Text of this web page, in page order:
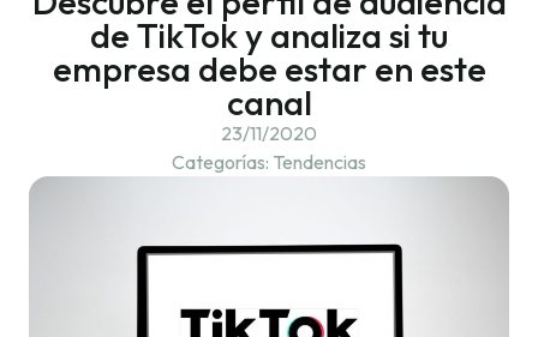
de TikTok y analiza si tu
empresa debe estar en este
canal
23/11/2020
Categorías: Tendencias